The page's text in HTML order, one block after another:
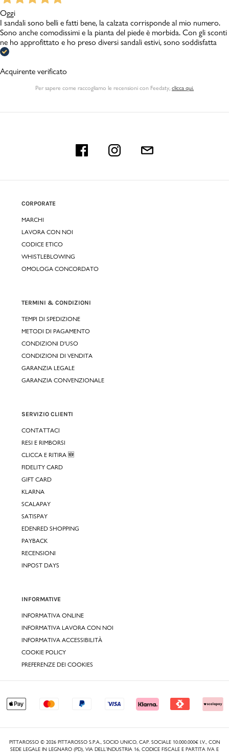
Oggi
I sandali sono belli e fatti bene, la calzata corrisponde al mio numero.
Sono anche comodissimi e la pianta del piede è morbida. Con gli sconti
ne ho approfittato e ho preso diversi sandali estivi, sono soddisfatta
Acquirente verificato
Per sapere come raccogliamo le recensioni con Feedaty clicca qui.
CORPORATE
MARCHI
LAVORA CON NOI
CODICE ETICO
WHISTLEBLOWING
OMOLOGA CONCORDATO
TERMINI & CONDIZIONI
TEMPI DI SPEDIZIONE
METODI DI PAGAMENTO
CONDIZIONI D'USO
CONDIZIONI DI VENDITA
GARANZIA LEGALE
GARANZIA CONVENZIONALE
SERVIZIO CLIENTI
CONTATTACI
RESI E RIMBORSI
CLICCA E RITIRA 🆕
FIDELITY CARD
GIFT CARD
KLARNA
SCALAPAY
SATISPAY
EDENRED SHOPPING
PAYBACK
RECENSIONI
INPOST DAYS
INFORMATIVE
INFORMATIVA ONLINE
INFORMATIVA LAVORA CON NOI
INFORMATIVA ACCESSIBILITÀ
COOKIE POLICY
PREFERENZE DEI COOKIES
PITTAROSSO © 2026 PITTAROSSO S.P.A., SOCIO UNICO, CAP. SOCIALE 10.000.000€ I.V., CON
SEDE LEGALE IN LEGNARO (PD), VIA DELL’INDUSTRIA 16, CODICE FISCALE E PARTITA IVA E